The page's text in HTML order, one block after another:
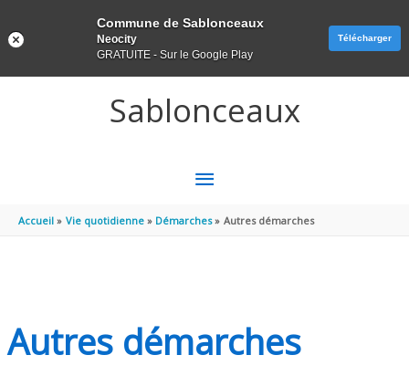
Sablonceaux
MENU
PRINCIPAL
Accueil Vie quotidienne Démarches Autres démarches
Autres démarches
Commune de Sablonceaux
Neocity
GRATUITE - Sur le Google Play
Télécharger